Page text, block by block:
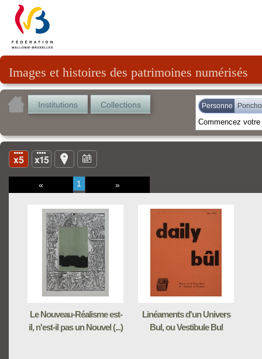
Images et histoires des patrimoines numérisés
Institutions Collections Personne
« 1 »
Le Nouveau-Réalisme est-
il, n'est-il pas un Nouvel (...)
Linéaments d'un Univers
Bul, ou Vestibule Bul